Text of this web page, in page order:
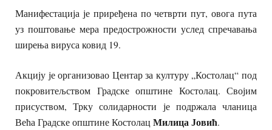
Манифестација је приређена по четврти пут, овога пута
уз поштовање мера предострожности услед спречавања
ширења вируса ковид 19.
Акцију је организовао Центар за културу „Костолац“ под
покровитељством Градске општине Костолац. Својим
присуством, Трку солидарности је подржала чланица
Већа Градске општине Костолац Милица Јовић.